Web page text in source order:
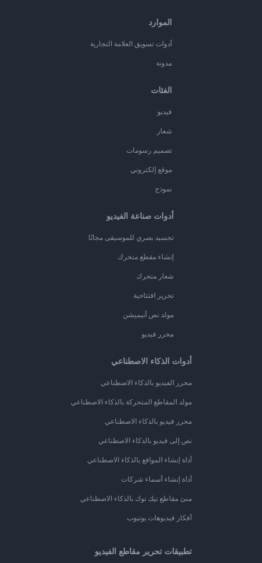
الموارد
أدوات تسويق العلامة التجارية
مدونة
الفئات
فيديو
شعار
تصميم رسومات
موقع إلكتروني
نموذج
أدوات صناعة الفيديو
تجسيد بصري للموسيقى مجانًا
إنشاء مقطع متحرك
شعار متحرك
تحرير افتتاحية
مولد نص أنيميشن
محرر فيديو
أدوات الذكاء الاصطناعي
محرر الفيديو بالذكاء الاصطناعي
مولد المقاطع المتحركة بالذكاء الاصطناعي
محرر فيديو بالذكاء الاصطناعي
نص إلى فيديو بالذكاء الاصطناعي
أداة إنشاء المواقع بالذكاء الاصطناعي
أداة إنشاء أسماء شركات
منئ مقاطع تيك توك بالذكاء الاصطناعي
أفكار فيديوهات يوتيوب
تطبيقات تحرير مقاطع الفيديو